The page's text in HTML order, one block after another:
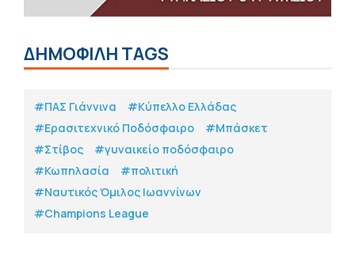
ΔΗΜΟΦΙΛΗ TAGS
#ΠΑΣ Γιάννινα
#Κύπελλο Ελλάδας
#Eρασιτεχνικό Ποδόσφαιρο
#Μπάσκετ
#Στίβος
#γυναικείο ποδόσφαιρο
#Κωπηλασία
#πολιτική
#Ναυτικός Όμιλος Ιωαννίνων
#Champions League